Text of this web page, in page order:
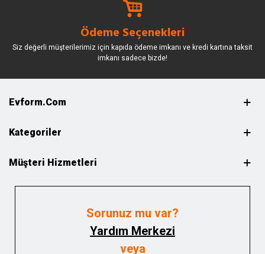
Ödeme Seçenekleri
Siz değerli müşterilerimiz için kapıda ödeme imkanı ve kredi kartına taksit
imkanı sadece bizde!
Evform.com
Kategoriler
Müşteri Hizmetleri
Sorunuz mu var?
Yardım Merkezi
veya